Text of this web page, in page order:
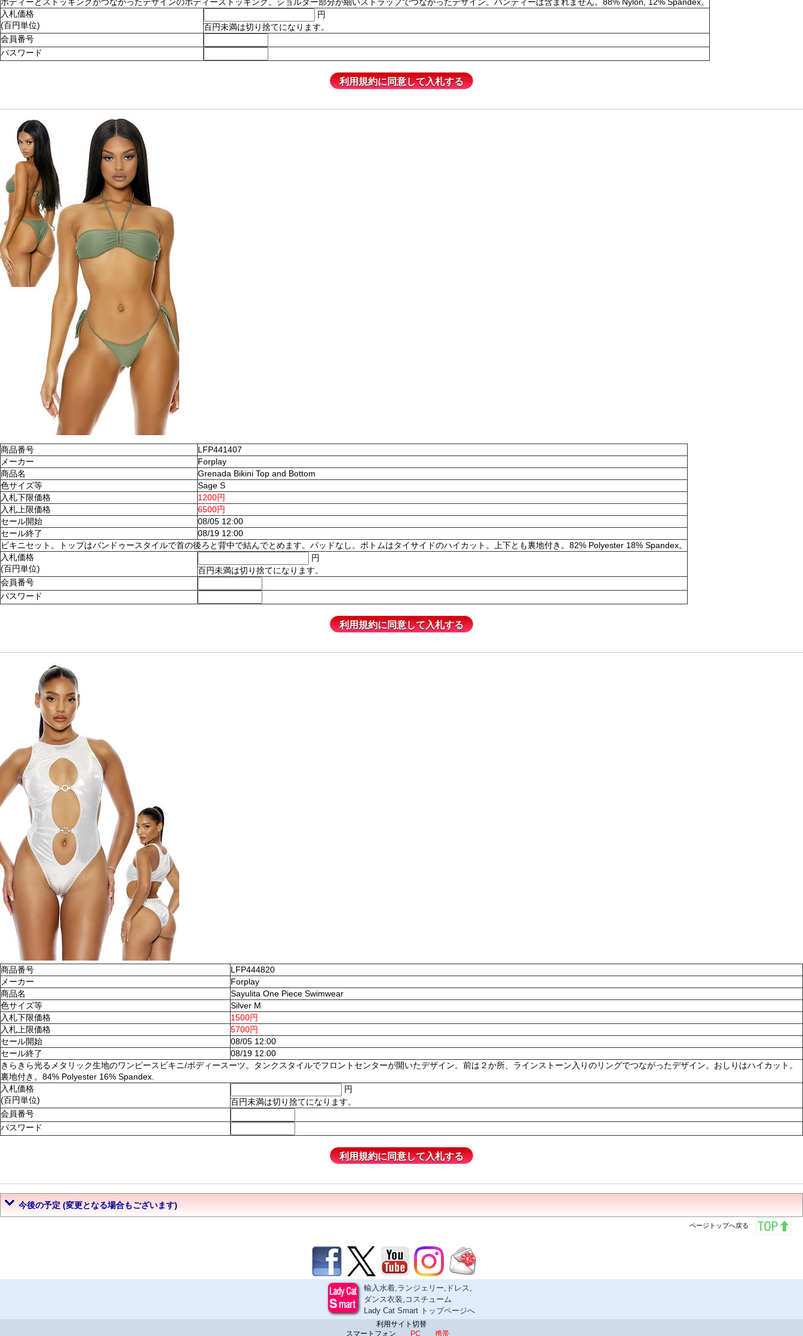
入札価格
(百円単位)
円
百円未満は切り捨てになります。
会員番号
パスワード
商品番号
LFP441407
メーカー
Forplay
商品名
Grenada Bikini Top and Bottom
色サイズ等
Sage S
入札下限価格
1200円
入札上限価格
6500円
セール開始
08/05 12:00
セール終了
08/19 12:00
ビキニセット。トップはバンドゥースタイルで首の後ろと背中で結んでとめます。パッドなし。ボトムはタイサイドのハイカット。上下とも裏地付き。82% Polyester 18% Spandex。
入札価格
(百円単位)
円
百円未満は切り捨てになります。
会員番号
パスワード
商品番号
LFP444820
メーカー
Forplay
商品名
Sayulita One Piece Swimwear
色サイズ等
Silver M
入札下限価格
1500円
入札上限価格
5700円
セール開始
08/05 12:00
セール終了
08/19 12:00
きらきら光るメタリック生地のワンピースビキニ/ボディースーツ。タンクスタイルでフロントセンターが開いたデザイン。前は２か所、ラインストーン入りのリングでつながったデザイン。おしりはハイカット。
裏地付き。84% Polyester 16% Spandex.
入札価格
(百円単位)
円
百円未満は切り捨てになります。
会員番号
パスワード
今後の予定 (変更となる場合もございます)
ページトップへ戻る
輸入水着,ランジェリー,ドレス,
ダンス衣装,コスチューム
Lady Cat Smart トップページへ
利用サイト切替
スマートフォン
PC 携帯